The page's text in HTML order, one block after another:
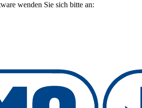
wenden Sie sich bitte an: